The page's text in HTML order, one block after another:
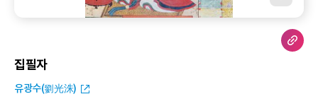
집필자
유광수(劉光洙)